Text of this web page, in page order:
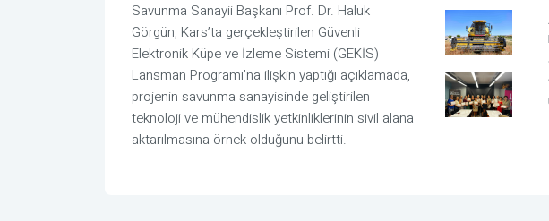
Savunma Sanayii Başkanı Prof. Dr. Haluk
Görgün, Kars’ta gerçekleştirilen Güvenli
Elektronik Küpe ve İzleme Sistemi (GEKİS)
Lansman Programı’na ilişkin yaptığı açıklamada,
projenin savunma sanayisinde geliştirilen
teknoloji ve mühendislik yetkinliklerinin sivil alana
aktarılmasına örnek olduğunu belirtti.